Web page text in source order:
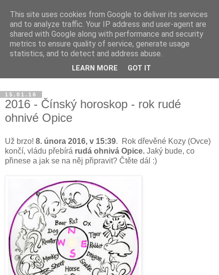
Blog Magdalény JP o
zdravém jídle a šťastném
15.01.16
2016 - Čínský horoskop - rok rudé
ohnivé Opice
Už brzo! 8. února 2016, v 15:39. Rok dřevěné Kozy (Ovce)
končí, vládu přebírá rudá ohnivá Opice. Jaký bude, co
přinese a jak se na něj připravit? Čtěte dál :)
This site uses cookies from Google to deliver its services
and to analyze traffic. Your IP address and user-agent are
shared with Google along with performance and security
metrics to ensure quality of service, generate usage
statistics, and to detect and address abuse.
LEARN MORE GOT IT